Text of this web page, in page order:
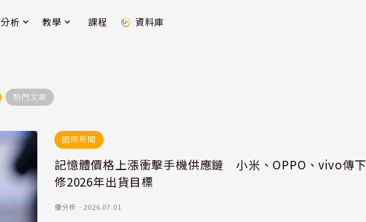
分析 教學 課程 資料庫
熱門文章
國際新聞
記憶體價格上漲衝擊手機供應鏈 小米、OPPO、vivo傳下
修2026年出貨目標
優分析 ． 2026.07.01